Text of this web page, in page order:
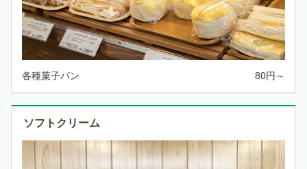
各種菓子パン 80円～
ソフトクリーム